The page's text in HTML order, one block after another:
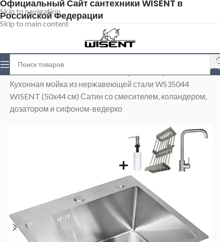
Skip to navigation
Skip to main content
Официальный Сайт сантехники WISENT в
Российской Федерации
Магазин
Кухонная мойка из нержавеющей стали WS35044
WISENT (50х44 см) Сатин со смесителем, коландером,
дозатором и сифоном-ведерко